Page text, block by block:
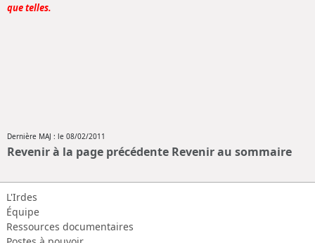
que telles.
Dernière MAJ : le 08/02/2011
Revenir à la page précédente Revenir au sommaire
L'Irdes
Équipe
Ressources documentaires